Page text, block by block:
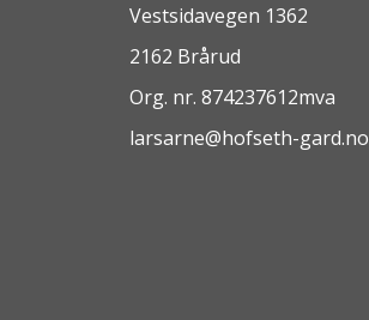
Vestsidavegen 1362
2162 Brårud
Org. nr. 874237612mva
larsarne@hofseth-gard.no